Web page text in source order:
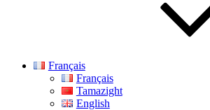
Français
Français
Tamazight
English